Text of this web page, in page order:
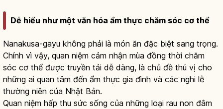
Dễ hiểu như một văn hóa ẩm thực chăm sóc cơ thể
Nanakusa-gayu không phải là món ăn đặc biệt sang trọng.
Chính vì vậy, quan niệm cảm nhận mùa đồng thời chăm
sóc cơ thể được truyền tải dễ dàng, là chủ đề thú vị cho
những ai quan tâm đến ẩm thực gia đình và các nghi lễ
thường niên của Nhật Bản.
Quan niệm hấp thu sức sống của những loại rau non đâm